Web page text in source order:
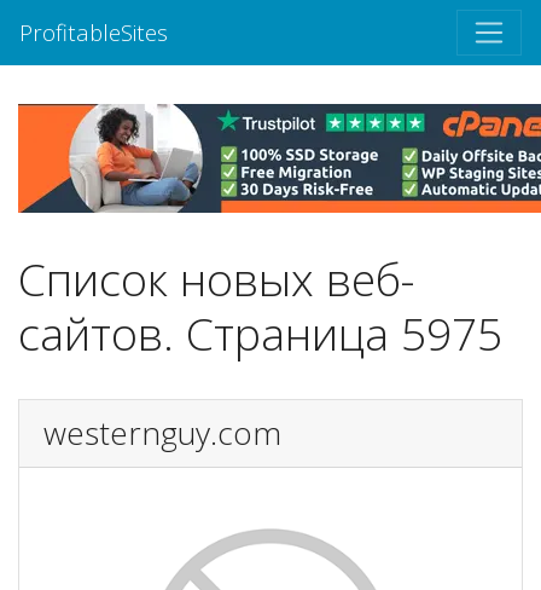
ProfitableSites
Список новых веб-
сайтов. Страница 5975
westernguy.com